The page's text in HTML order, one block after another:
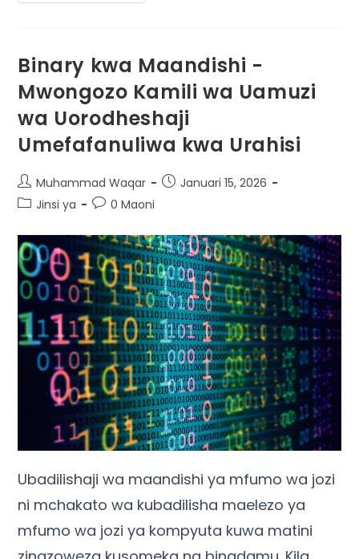
Binary kwa Maandishi -
Mwongozo Kamili wa Uamuzi
wa Uorodheshaji
Umefafanuliwa kwa Urahisi
Muhammad Waqar
Januari 15, 2026
Jinsi ya
0 Maoni
Ubadilishaji wa maandishi ya mfumo wa jozi
ni mchakato wa kubadilisha maelezo ya
mfumo wa jozi ya kompyuta kuwa matini